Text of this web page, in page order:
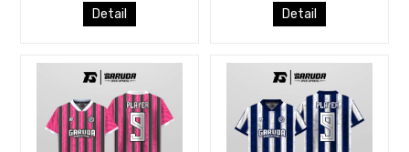
Detail Detail